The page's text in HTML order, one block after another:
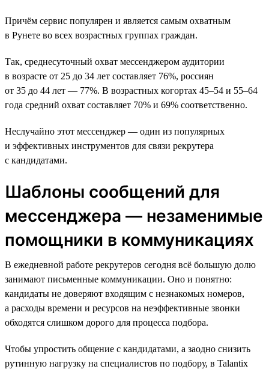
Причём сервис популярен и является самым охватным
в Рунете во всех возрастных группах граждан.
Так, среднесуточный охват мессенджером аудитории
в возрасте от 25 до 34 лет составляет 76%, россиян
от 35 до 44 лет — 77%. В возрастных когортах 45–54 и 55–64
года средний охват составляет 70% и 69% соответственно.
Неслучайно этот мессенджер — один из популярных
и эффективных инструментов для связи рекрутера
с кандидатами.
Шаблоны сообщений для
мессенджера — незаменимые
помощники в коммуникациях
В ежедневной работе рекрутеров сегодня всё большую долю
занимают письменные коммуникации. Оно и понятно:
кандидаты не доверяют входящим с незнакомых номеров,
а расходы времени и ресурсов на неэффективные звонки
обходятся слишком дорого для процесса подбора.
Чтобы упростить общение с кандидатами, а заодно снизить
рутинную нагрузку на специалистов по подбору, в Talantix